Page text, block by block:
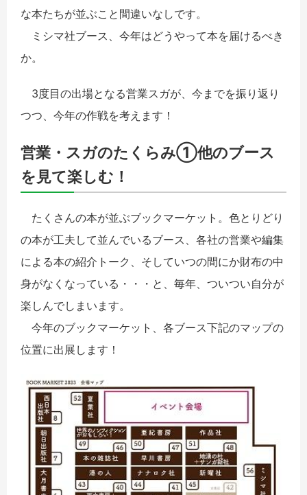
な本たちが並ぶこと間違いなしです。
ミシマ社ブース、今年はどうやって本を届けるべき
か。
3度目の出場となる営業スガが、今までを振り返り
つつ、今年の作戦を考えます！
営業・スガのたくらみ①他のブース
を見て楽しむ！
たくさんの本が並ぶブックマーケット。色とりどり
の本が工夫して並んでいるブース、各社の営業や編集
による本の紹介トーク、そしていつの間にか財布の中
身がなくなっている・・・と、毎年、ついつい自分が
楽しんでしまいます。
今年のブックマーケット、各ブース下記のマップの
位置に出展します！